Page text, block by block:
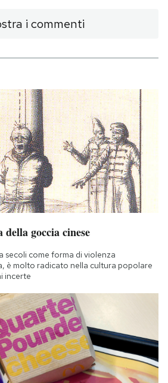
i commenti
goccia cinese
secoli come forma di violenza
è molto radicato nella cultura popolare
incerte